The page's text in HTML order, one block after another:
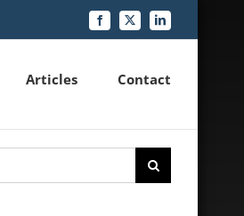
Facebook
X LinkedIn
Articles Contact